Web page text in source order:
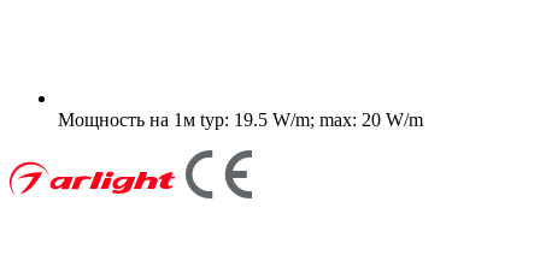
Мощность на 1м typ: 19.5 W/m; max: 20 W/m